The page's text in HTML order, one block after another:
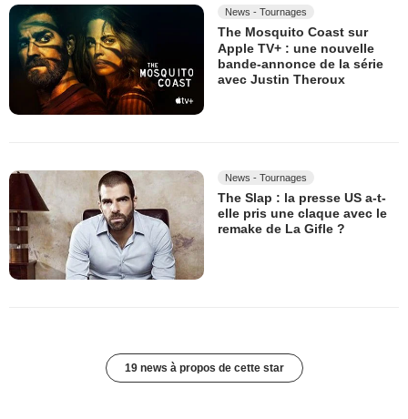
News - Tournages
The Mosquito Coast sur
Apple TV+ : une nouvelle
bande-annonce de la série
avec Justin Theroux
News - Tournages
The Slap : la presse US a-t-
elle pris une claque avec le
remake de La Gifle ?
19 news à propos de cette star